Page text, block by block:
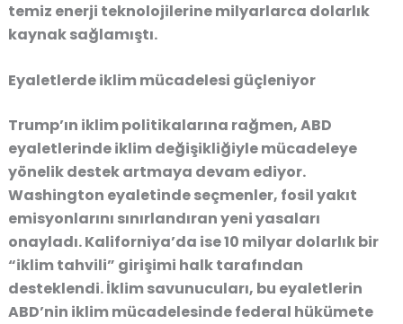
temiz enerji teknolojilerine milyarlarca dolarlık
kaynak sağlamıştı.
Eyaletlerde iklim mücadelesi güçleniyor
Trump’ın iklim politikalarına rağmen, ABD
eyaletlerinde iklim değişikliğiyle mücadeleye
yönelik destek artmaya devam ediyor.
Washington eyaletinde seçmenler, fosil yakıt
emisyonlarını sınırlandıran yeni yasaları
onayladı. Kaliforniya’da ise 10 milyar dolarlık bir
“iklim tahvili” girişimi halk tarafından
desteklendi. İklim savunucuları, bu eyaletlerin
ABD’nin iklim mücadelesinde federal hükümete